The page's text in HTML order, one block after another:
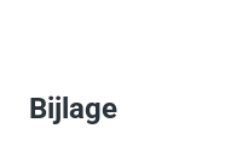
Bijlage